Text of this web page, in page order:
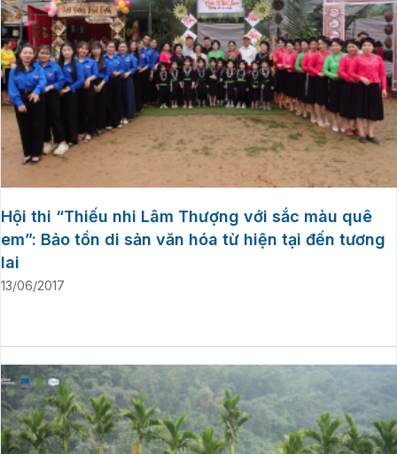
Hội thi “Thiếu nhi Lâm Thượng với sắc màu quê
em”: Bảo tồn di sản văn hóa từ hiện tại đến tương
lai
13/06/2017